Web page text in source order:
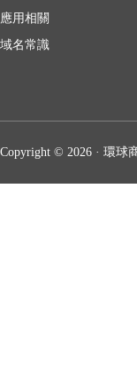
應用相關
域名常識
Copyright © 2026 · 環